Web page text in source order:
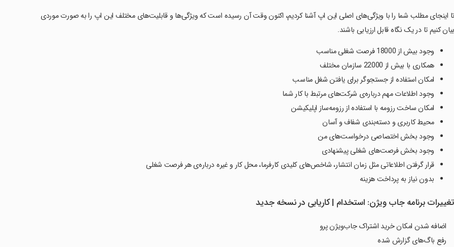
تا اینجای مطلب شما را با ویژگی‌های اصلی این اپ آشنا کردیم، اکنون وقت آن رسیده است که ویژگی‌ها و قابلیت‌های مختلف این اپ را به صورت موردی
بیان کنیم تا در یک نگاه قابل ارزیابی باشند.
وجود بیش از 18000 فرصت شغلی مناسب
همکاری با بیش از 22000 سازمان مختلف
امکان استفاده از جستجوگر برای یافتن شغل مناسب
وجود اطلاعات مهم درباره‌ی شرکت‌های مرتبط با کار شما
امکان ساخت رزومه با استفاده از رزومه‌ساز اپلیکیشن
محیط کاربری و دسته‌بندی شفاف و آسان
وجود بخش اختصاصی درخواست‌های من
وجود بخش فرصت‌های شغلی پیشنهادی
قرار گرفتن اطلاعاتی مثل زمان انتشار، شاخص‌های کلیدی کارفرما، محل کار و غیره درباره‌ی هر فرصت شغلی
بدون نیاز به پرداخت هزینه
تغییرات برنامه جاب ویژن: استخدام | کاریابی در نسخه جدید
اضافه شدن امکان خرید اشتراک جاب‌ویژن پرو
رفع باگ‌های گزارش شده